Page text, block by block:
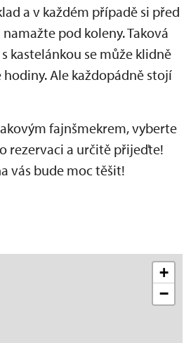
a v každém případě si před
pod koleny. Taková
kastelánkou se může klidně
Ale každopádně stojí
fajnšmekrem, vyberte
rezervaci a určitě přijeďte!
vás bude moc těšit!
+
−